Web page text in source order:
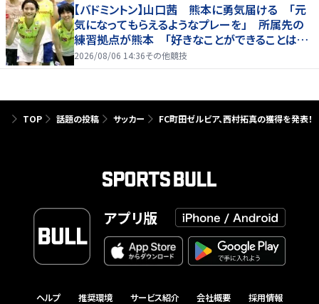
【バドミントン】山口茜 熊本に勇気届ける 「元
気になってもらえるようなプレーを」 所属先の
練習拠点が熊本 「好きなことができることは当
たり前じゃない」
2026/08/06 14:36その他競技
TOP 話題の投稿 サッカー FC町田ゼルビア、西村拓真の獲得を発表！
アプリ版
ヘルプ 推奨環境 サービス紹介 会社概要 採用情報